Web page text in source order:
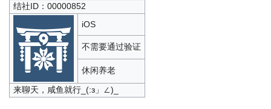
结社ID：00000852
iOS
不需要通过验证
休闲养老
来聊天，咸鱼就行_(:з」∠)_